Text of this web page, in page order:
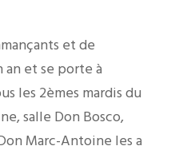
et de
et se porte à
les 2èmes mardis du
salle Don Bosco,
Marc-Antoine les a